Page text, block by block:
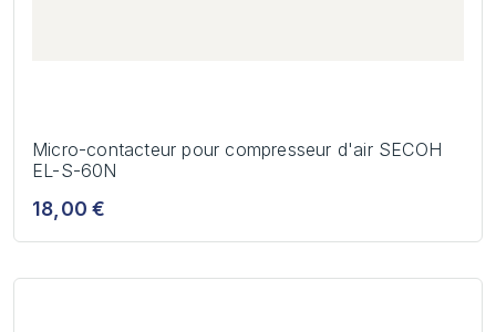
Micro-contacteur pour compresseur d'air SECOH
EL-S-60N
18,00 €